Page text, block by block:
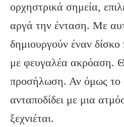
ορχηστρικά σημεία,
αργά την ένταση. Με
δημιουργούν έναν δίσκο
με φευγαλέα ακρόαση.
προσήλωση. Αν όμως το
ανταποδίδει με μια
ξεχνιέται.